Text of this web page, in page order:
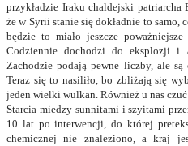
przykładzie Iraku chaldejski
że w Syrii stanie się dokładnie to
będzie to miało jeszcze
Codziennie dochodzi do eksplozji i
Zachodzie podają pewne liczby, ale
Teraz się to nasiliło, bo zbliżają się
jeden wielki wulkan. Również u nas
Starcia miedzy sunnitami i szyitami
10 lat po interwencji, do której
chemicznej nie znaleziono, a kraj